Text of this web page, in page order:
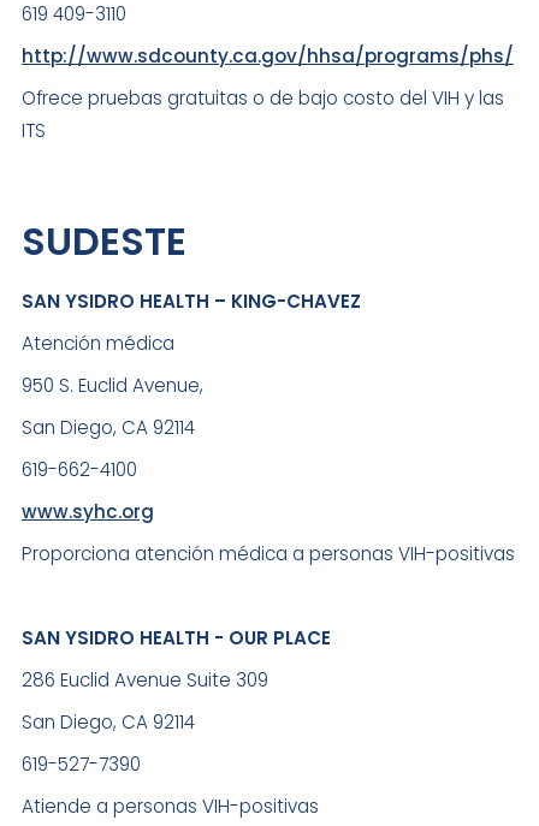
619 409-3110
http://www.sdcounty.ca.gov/hhsa/programs/phs/
Ofrece pruebas gratuitas o de bajo costo del VIH y las
ITS
SUDESTE
SAN YSIDRO HEALTH – KING-CHAVEZ
Atención médica
950 S. Euclid Avenue,
San Diego, CA 92114
619-662-4100
www.syhc.org
Proporciona atención médica a personas VIH-positivas
SAN YSIDRO HEALTH - OUR PLACE
286 Euclid Avenue Suite 309
San Diego, CA 92114
619-527-7390
Atiende a personas VIH-positivas